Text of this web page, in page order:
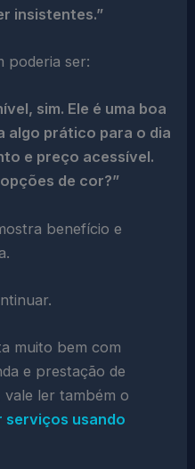
insistentes.”
poderia ser:
sim. Ele é uma boa
algo prático para o dia
e preço acessível.
de cor?”
benefício e
muito bem com
e prestação de
ler também o
serviços usando